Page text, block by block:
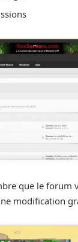
que le forum
modification